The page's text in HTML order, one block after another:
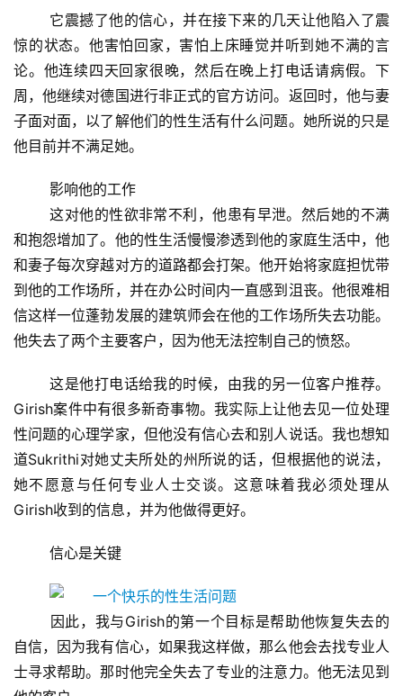
首
页
新
闻
资
财
经
商
业
经
济
惊的状态。他害怕回家，害怕上床睡觉并听到她不满的言
论。他连续四天回家很晚，然后在晚上打电话请病假。下
周，他继续对德国进行非正式的官方访问。返回时，他与妻
子面对面，以了解他们的性生活有什么问题。她所说的只是
他目前并不满足她。
	影响他的工作
	这对他的性欲非常不利，他患有早泄。然后她的不满
和抱怨增加了。他的性生活慢慢渗透到他的家庭生活中，他
和妻子每次穿越对方的道路都会打架。他开始将家庭担忧带
到他的工作场所，并在办公时间内一直感到沮丧。他很难相
信这样一位蓬勃发展的建筑师会在他的工作场所失去功能。
他失去了两个主要客户，因为他无法控制自己的愤怒。
	这是他打电话给我的时候，由我的另一位客户推荐。
Girish案件中有很多新奇事物。我实际上让他去见一位处理
性问题的心理学家，但他没有信心去和别人说话。我也想知
道Sukrithi对她丈夫所处的州所说的话，但根据他的说法，
她不愿意与任何专业人士交谈。这意味着我必须处理从
Girish收到的信息，并为他做得更好。
	信心是关键
自信，因为我有信心，如果我这样做，那么他会去找专业人
士寻求帮助。那时他完全失去了专业的注意力。他无法见到